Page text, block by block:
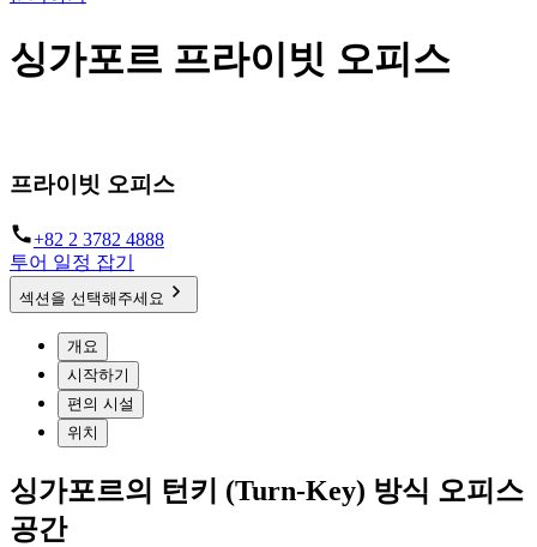
싱가포르 프라이빗 오피스
프라이빗 오피스
+82 2 3782 4888
투어 일정 잡기
섹션을 선택해주세요
개요
시작하기
편의 시설
위치
싱가포르의 턴키 (Turn-Key) 방식 오피스
공간